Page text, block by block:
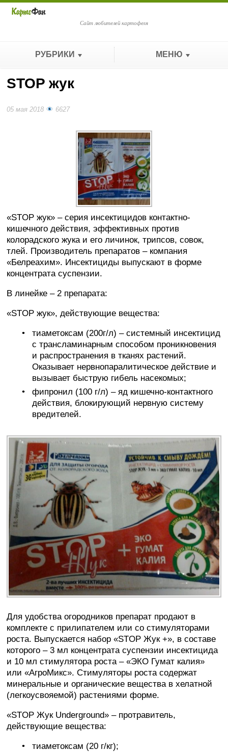
Сайт любителей картофеля
РУБРИКИ МЕНЮ
STOP жук
05 мая 2018 6627
«STOP жук» – серия инсектицидов контактно-
кишечного действия, эффективных против
колорадского жука и его личинок, трипсов, совок,
тлей. Производитель препаратов – компания
«Белреахим». Инсектициды выпускают в форме
концентрата суспензии.
В линейке – 2 препарата:
«STOP жук», действующие вещества:
тиаметоксам (200г/л) – системный инсектицид
с трансламинарным способом проникновения
и распространения в тканях растений.
Оказывает нервнопаралитическое действие и
вызывает быструю гибель насекомых;
фипронил (100 г/л) – яд кишечно-контактного
действия, блокирующий нервную систему
вредителей.
Для удобства огородников препарат продают в
комплекте с прилипателем или со стимуляторами
роста. Выпускается набор «STOP Жук +», в составе
которого – 3 мл концентрата суспензии инсектицида
и 10 мл стимулятора роста – «ЭКО Гумат калия»
или «АгроМикс». Стимуляторы роста содержат
минеральные и органические вещества в хелатной
(легкоусвояемой) растениями форме.
«STOP Жук Underground» – протравитель,
действующие вещества:
тиаметоксам (20 г/кг);